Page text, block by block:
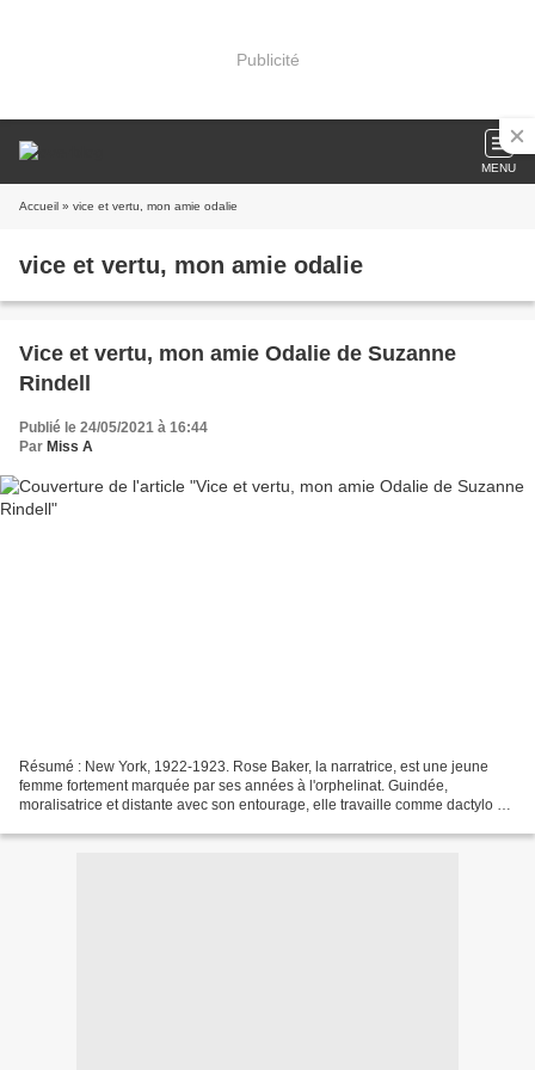
Publicité
MENU
Accueil » vice et vertu, mon amie odalie
vice et vertu, mon amie odalie
Vice et vertu, mon amie Odalie de Suzanne
Rindell
Publié le 24/05/2021 à 16:44
Par Miss A
Résumé : New York, 1922-1923. Rose Baker, la narratrice, est une jeune
femme fortement marquée par ses années à l'orphelinat. Guindée,
moralisatrice et distante avec son entourage, elle travaille comme dactylo au